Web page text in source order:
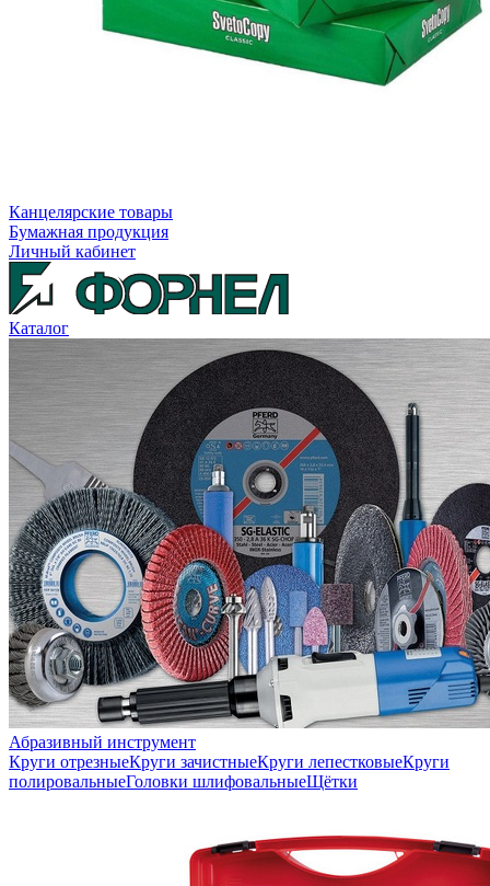
Канцелярские товары
Бумажная продукция
Личный кабинет
Каталог
Абразивный инструмент
Круги отрезныеКруги зачистныеКруги лепестковыеКруги
полировальныеГоловки шлифовальныеЩётки